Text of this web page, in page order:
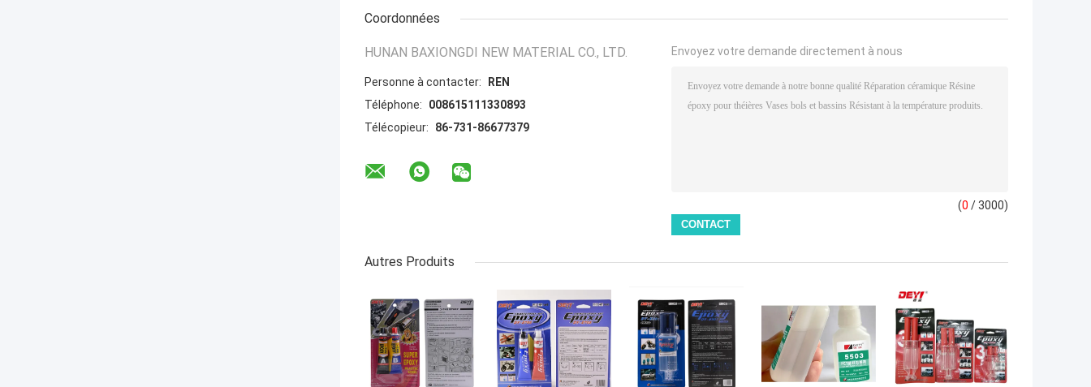
Coordonnées
HUNAN BAXIONGDI NEW MATERIAL CO., LTD.
Personne à contacter:
REN
Téléphone:
008615111330893
Télécopieur:
86-731-86677379
Envoyez votre demande directement à nous
(0 / 3000)
Autres Produits